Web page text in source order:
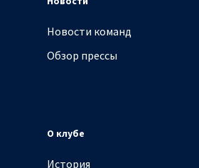
Новости команд
Обзор прессы
О клубе
История